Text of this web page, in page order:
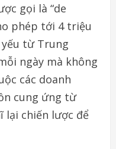
gọi là “de
phép tới 4 triệu
yếu từTrung
ngày mà không
các doanh
cung ứng từ
lại chiến lược để